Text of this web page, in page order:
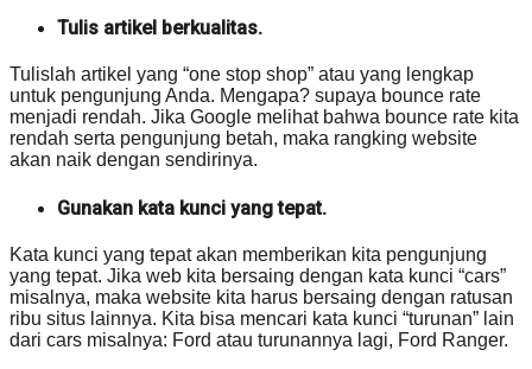
Tulis artikel berkualitas.
Tulislah artikel yang “one stop shop” atau yang lengkap
untuk pengunjung Anda. Mengapa? supaya bounce rate
menjadi rendah. Jika Google melihat bahwa bounce rate kita
rendah serta pengunjung betah, maka rangking website
akan naik dengan sendirinya.
Gunakan kata kunci yang tepat.
Kata kunci yang tepat akan memberikan kita pengunjung
yang tepat. Jika web kita bersaing dengan kata kunci “cars”
misalnya, maka website kita harus bersaing dengan ratusan
ribu situs lainnya. Kita bisa mencari kata kunci “turunan” lain
dari cars misalnya: Ford atau turunannya lagi, Ford Ranger.